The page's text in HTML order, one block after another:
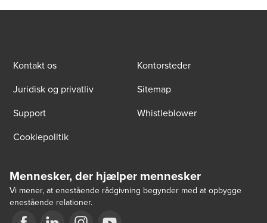
Kontakt os
Kontorsteder
Juridisk og privatliv
Sitemap
Support
Whistleblower
Cookiepolitik
Mennesker, der hjælper mennesker
Vi mener, at enestående rådgivning begynder med at opbygge
enestående relationer.